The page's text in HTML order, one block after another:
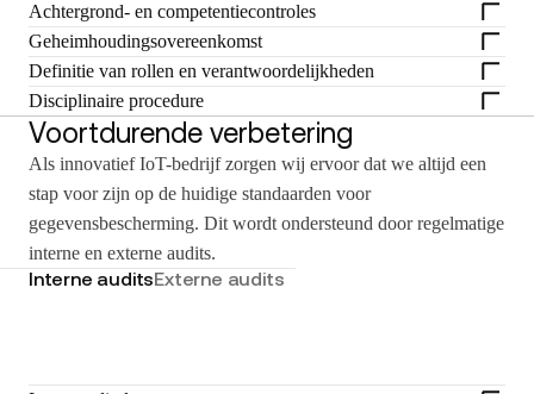
Achtergrond- en competentiecontroles
Geheimhoudingsovereenkomst
Definitie van rollen en verantwoordelijkheden
Disciplinaire procedure
Voortdurende verbetering
Als innovatief IoT-bedrijf zorgen wij ervoor dat we altijd een
stap voor zijn op de huidige standaarden voor
gegevensbescherming. Dit wordt ondersteund door regelmatige
interne en externe audits.
Interne auditsExterne audits